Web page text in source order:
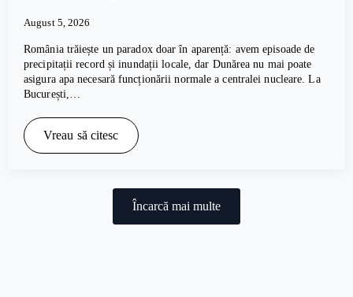
August 5, 2026
România trăiește un paradox doar în aparență: avem episoade de
precipitații record și inundații locale, dar Dunărea nu mai poate
asigura apa necesară funcționării normale a centralei nucleare. La
București,…
Vreau să citesc
Încarcă mai multe